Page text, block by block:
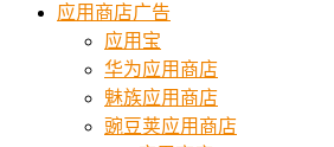
应用商店广告
应用宝
华为应用商店
魅族应用商店
豌豆荚应用商店